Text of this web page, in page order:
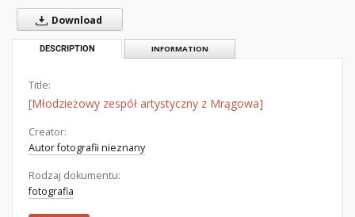
Download
DESCRIPTION INFORMATION
Title:
[Młodzieżowy zespół artystyczny z Mrągowa]
Creator:
Autor fotografii nieznany
Rodzaj dokumentu:
fotografia